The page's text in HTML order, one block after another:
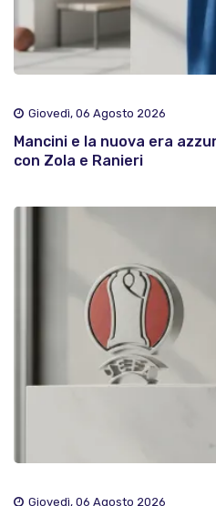
Giovedì, 06 Agosto 2026
Mancini e la nuova era
con Zola e Ranieri
Giovedì, 06 Agosto 2026